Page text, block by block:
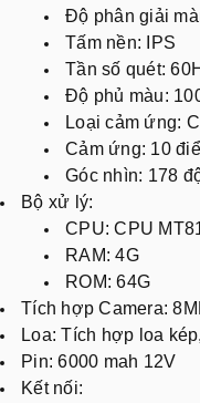
Độ phân giải
Tấm nền: IPS
Tần số quét:
Độ phủ màu:
Loại cảm ứng:
Cảm ứng: 10
Góc nhìn: 178
Bộ xử lý:
CPU: CPU
RAM: 4G
ROM: 64G
Tích hợp Camera:
Loa: Tích hợp loa
Pin: 6000 mah 12V
Kết nối: